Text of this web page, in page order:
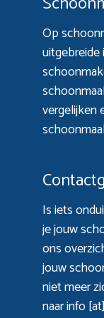
Op
vergelijken
Is iets
je jouw
ons
jouw
niet meer
naar info